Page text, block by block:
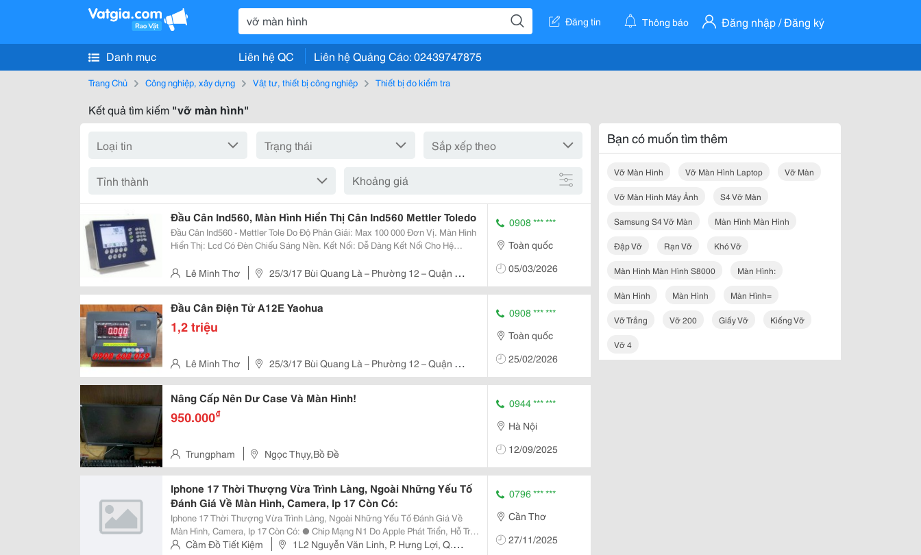
Đăng tin Thông báo Đăng nhập / Đăng ký
Danh mục Liên hệ QC Liên hệ Quảng Cáo: 02439747875
Trang Chủ Công nghiệp, xây dựng Vật tư, thiết bị công nghiệp Thiết bị đo kiểm tra
Kết quả tìm kiếm "vỡ màn hình"
Khoảng giá
Đầu Cân Ind560, Màn Hình Hiển Thị Cân Ind560 Mettler Toledo
Đầu Cân Ind560 - Mettler Tole Do Độ Phân Giải: Max 100 000 Đơn Vị. Màn Hình
Hiển Thị: Lcd Có Đèn Chiếu Sáng Nền. Kết Nối: Dễ Dàng Kết Nối Cho Hệ
Nối Tiếp Với Cổng Tín Hiệu...
Lê Minh Thơ
25/3/17 Bùi Quang Là – Phường 12 – Quận Gò
Vấp – Tp.hcmminh, Việt Nam
0908 *** ***
Toàn quốc
05/03/2026
Đầu Cân Điện Tử A12E Yaohua
1,2 triệu
Lê Minh Thơ
25/3/17 Bùi Quang Là – Phường 12 – Quận Gò
Vấp – Tp.hcm
0908 *** ***
Toàn quốc
25/02/2026
Nâng Cấp Nên Dư Case Và Màn Hình!
950.000₫
Trungpham Ngọc Thụy,Bồ Đề
0944 *** ***
Hà Nội
12/09/2025
Iphone 17 Thời Thượng Vừa Trình Làng, Ngoài Những Yếu Tố
Đánh Giá Về Màn Hình, Camera, Ip 17 Còn Có:
Iphone 17 Thời Thượng Vừa Trình Làng, Ngoài Những Yếu Tố Đánh Giá Về
Màn Hình, Camera, Ip 17 Còn Có: ● Chip Mạng N1 Do Apple Phát Triển, Hỗ Trợ
Wi-Fi 7, Bluetooth 6 Thread, 5G Tốc Độ Cao, Ổn Định Hơn. ● Tính Năng Mie
Cầm Đồ Tiết Kiệm
1L2 Nguyễn Văn Linh, P. Hưng Lợi, Q.
0796 *** ***
Cần Thơ
27/11/2025
Bạn có muốn tìm thêm
Vỡ Màn Hình Vỡ Màn Hình Laptop Vỡ Màn
Vỡ Màn Hình Máy Ảnh S4 Vỡ Màn
Samsung S4 Vỡ Màn Màn Hình Màn Hình
Đập Vỡ Rạn Vỡ Khó Vỡ
Màn Hình Màn Hình S8000 Màn Hình:
Màn Hình Màn Hình Màn Hình=
Vỡ Trắng Vỡ 200 Giấy Vỡ Kiếng Vỡ
Vỡ 4